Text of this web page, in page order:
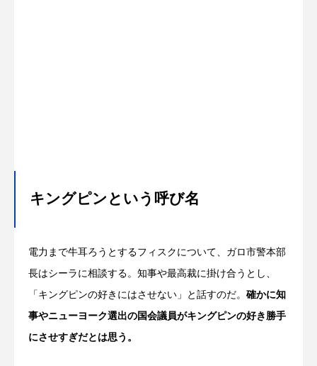
キングピンという呼び名
電力まで牛耳ろうとするフィスクについて、ガロ市警本部
長はシーラに相談する。知事や最高裁に掛け合うとし、
「キングピンの好きにはさせない」と話すのだ。 確かに知
事やニューヨーク選出の国会議員がキングピンの好き勝手
にさせすぎだとは思う。